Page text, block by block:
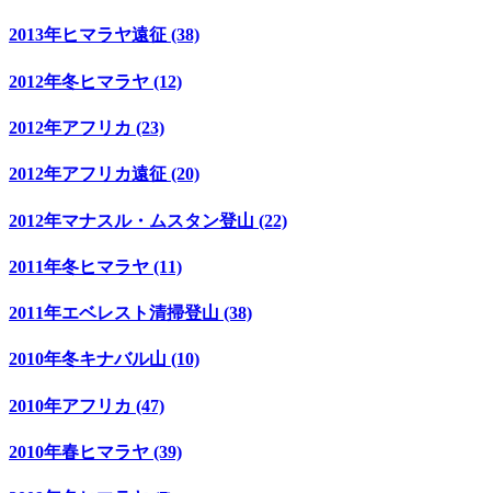
2013年ヒマラヤ遠征 (38)
2012年冬ヒマラヤ (12)
2012年アフリカ (23)
2012年アフリカ遠征 (20)
2012年マナスル・ムスタン登山 (22)
2011年冬ヒマラヤ (11)
2011年エベレスト清掃登山 (38)
2010年冬キナバル山 (10)
2010年アフリカ (47)
2010年春ヒマラヤ (39)